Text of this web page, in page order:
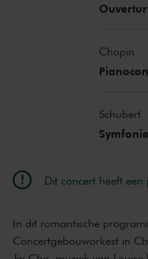
Chopin
Schubert
Dit concert heeft een
In dit romantische
Concertgebouworkest in